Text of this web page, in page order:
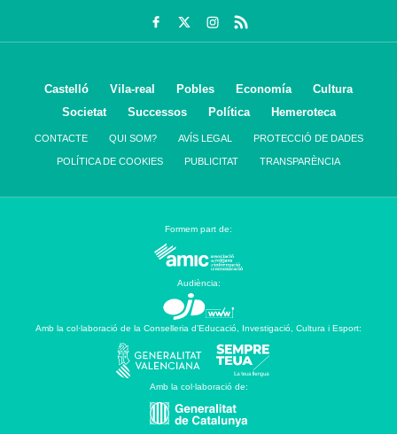
Castelló Vila-real Pobles Economía
Cultura
Societat
Successos Política Hemeroteca
CONTACTE QUI SOM? AVÍS LEGAL PROTECCIÓ DE DADES
POLÍTICA DE COOKIES PUBLICITAT TRANSPARÈNCIA
Formem part de:
Audiència:
Amb la col·laboració de la Conselleria d’Educació, Investigació, Cultura i Esport:
Amb la col·laboració de: